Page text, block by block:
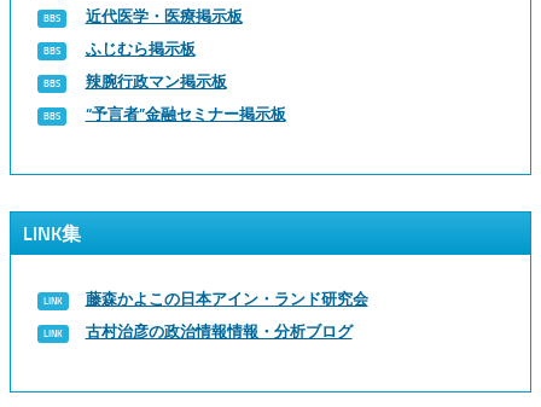
近代医学・医療掲示板
ふじむら掲示板
辣腕行政マン掲示板
“予言者”金融セミナー掲示板
LINK集
藤森かよこの日本アイン・ランド研究会
古村治彦の政治情報情報・分析ブログ